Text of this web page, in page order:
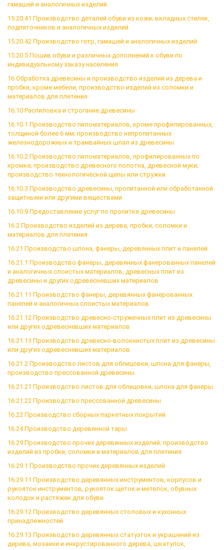
гамашей и аналогичных изделий
15.20.41 Производство деталей обуви из кожи; вкладных стелек,
подпяточников и аналогичных изделий
15.20.42 Производство гетр, гамашей и аналогичных изделий
15.20.5 Пошив обуви и различных дополнений к обуви по
индивидуальному заказу населения
16 Обработка древесины и производство изделий из дерева и
пробки, кроме мебели, производство изделий из соломки и
материалов для плетения
16.10 Распиловка и строгание древесины
16.10.1 Производство пиломатериалов, кроме профилированных,
толщиной более 6 мм; производство непропитанных
железнодорожных и трамвайных шпал из древесины
16.10.2 Производство пиломатериалов, профилированных по
кромке; производство древесного полотна, древесной муки;
производство технологической щепы или стружки
16.10.3 Производство древесины, пропитанной или обработанной
защитными или другими веществами
16.10.9 Предоставление услуг по пропитке древесины
16.2 Производство изделий из дерева, пробки, соломки и
материалов для плетения
16.21 Производство шпона, фанеры, деревянных плит и панелей
16.21.1 Производство фанеры, деревянных фанерованных панелей
и аналогичных слоистых материалов, древесных плит из
древесины и других одревесневших материалов
16.21.11 Производство фанеры, деревянных фанерованных
панелей и аналогичных слоистых материалов
16.21.12 Производство древесно-стружечных плит из древесины
или других одревесневших материалов
16.21.13 Производство древесно-волокнистых плит из древесины
или других одревесневших материалов
16.21.2 Производство листов для облицовки, шпона для фанеры,
производство прессованной древесины
16.21.21 Производство листов для облицовки, шпона для фанеры
16.21.22 Производство прессованной древесины
16.22 Производство сборных паркетных покрытий
16.24 Производство деревянной тары
16.29 Производство прочих деревянных изделий; производство
изделий из пробки, соломки и материалов для плетения
16.29.1 Производство прочих деревянных изделий
16.29.11 Производство деревянных инструментов, корпусов и
рукояток инструментов, рукояток щеток и метелок, обувных
колодок и растяжек для обуви
16.29.12 Производство деревянных столовых и кухонных
принадлежностей
16.29.13 Производство деревянных статуэток и украшений из
дерева, мозаики и инкрустированного дерева, шкатулок,